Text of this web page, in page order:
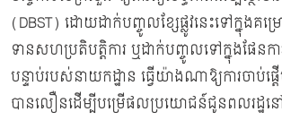
(DBST) ដោយដាក់បញ្ចូលខ្សែផ្លូវនេះទៅក្នុងគម្
ទានសហប្រតិបត្តិការ ឬដាក់បញ្ចូលទៅក្នុងផែនការ
បន្ទាប់របស់នាយកដ្ឋាន ធ្វើយ៉ាងណាឱ្យការចាប់ផ្ដើ
បានលឿនដើម្បីបម្រើផលប្រយោជន៍ជូនពលរដ្ឋន